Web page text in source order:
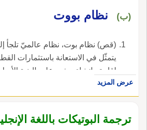
(ب) نظام بووت
(قص) نظام بوت، نظام
يتمثّل في الاستعانة باستثمارات
إقامة وإنشاء مشروعات البنية
الحصول على حقّ استغلال المرفق
لفترة محدّدة بموجب عقود امتياز
على المساهمين، على أن يقوم
عرض المزيد
ترجمة البوتيكات باللغة